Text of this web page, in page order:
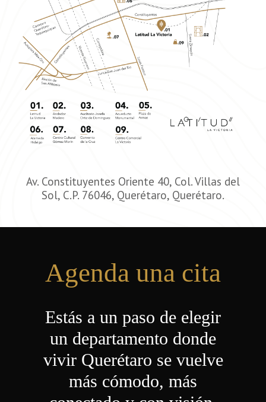
Av. Constituyentes Oriente 40, Col. Villas del
Sol, C.P. 76046, Querétaro, Querétaro.
Agenda una cita
Estás a un paso de elegir
un departamento donde
vivir Querétaro se vuelve
más cómodo, más